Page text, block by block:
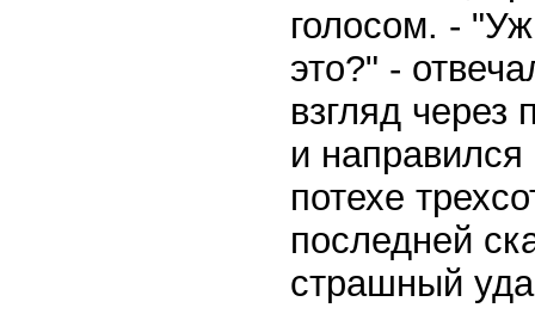
голосом. -
это?" -
взгляд через
и
потехе
последней
страшный